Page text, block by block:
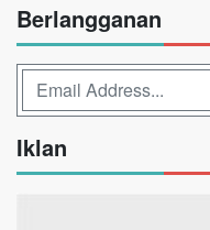
Berlangganan
Iklan